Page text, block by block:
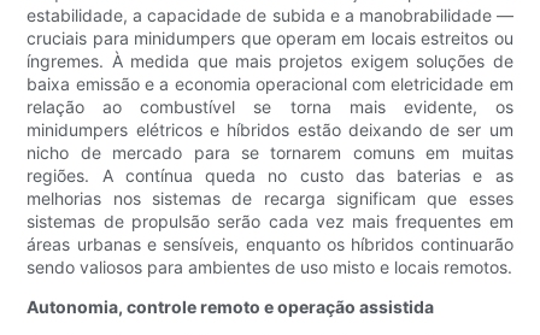
estabilidade, a capacidade de subida e a manobrabilidade —
cruciais para minidumpers que operam em locais estreitos ou
íngremes. À medida que mais projetos exigem soluções de
baixa emissão e a economia operacional com eletricidade em
relação ao combustível se torna mais evidente, os
minidumpers elétricos e híbridos estão deixando de ser um
nicho de mercado para se tornarem comuns em muitas
regiões. A contínua queda no custo das baterias e as
melhorias nos sistemas de recarga significam que esses
sistemas de propulsão serão cada vez mais frequentes em
áreas urbanas e sensíveis, enquanto os híbridos continuarão
sendo valiosos para ambientes de uso misto e locais remotos.
Autonomia, controle remoto e operação assistida